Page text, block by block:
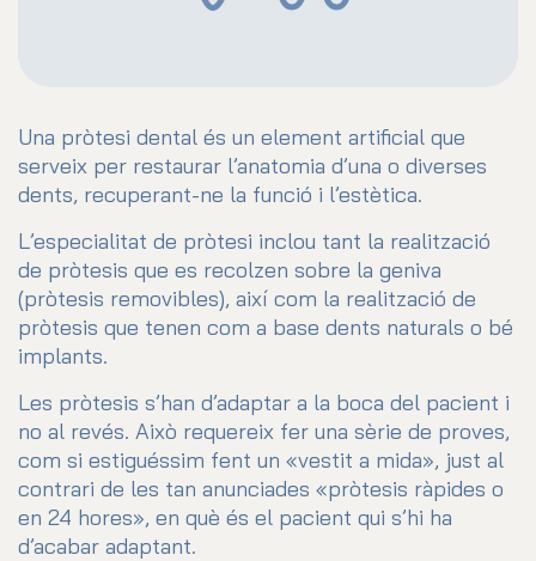
Una pròtesi dental és un element artificial que
serveix per restaurar l’anatomia d’una o diverses
dents, recuperant-ne la funció i l’estètica.
L’especialitat de pròtesi inclou tant la realització
de pròtesis que es recolzen sobre la geniva
(pròtesis removibles), així com la realització de
pròtesis que tenen com a base dents naturals o bé
implants.
Les pròtesis s’han d’adaptar a la boca del pacient i
no al revés. Això requereix fer una sèrie de proves,
com si estiguéssim fent un «vestit a mida», just al
contrari de les tan anunciades «pròtesis ràpides o
en 24 hores», en què és el pacient qui s’hi ha
d’acabar adaptant.